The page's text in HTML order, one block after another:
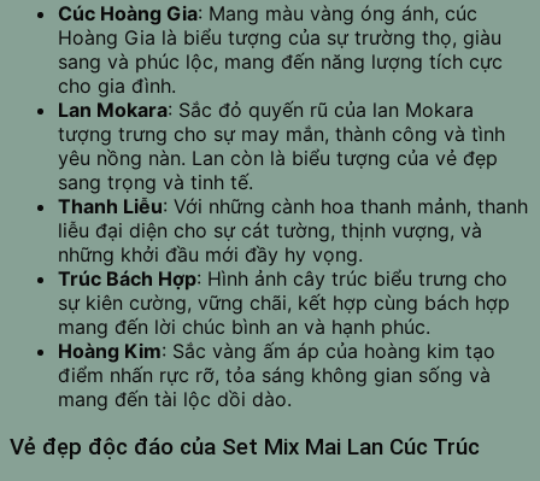
Cúc Hoàng Gia: Mang màu vàng óng ánh, cúc
Hoàng Gia là biểu tượng của sự trường thọ, giàu
sang và phúc lộc, mang đến năng lượng tích cực
cho gia đình.
Lan Mokara: Sắc đỏ quyến rũ của lan Mokara
tượng trưng cho sự may mắn, thành công và tình
yêu nồng nàn. Lan còn là biểu tượng của vẻ đẹp
sang trọng và tinh tế.
Thanh Liễu: Với những cành hoa thanh mảnh, thanh
liễu đại diện cho sự cát tường, thịnh vượng, và
những khởi đầu mới đầy hy vọng.
Trúc Bách Hợp: Hình ảnh cây trúc biểu trưng cho
sự kiên cường, vững chãi, kết hợp cùng bách hợp
mang đến lời chúc bình an và hạnh phúc.
Hoàng Kim: Sắc vàng ấm áp của hoàng kim tạo
điểm nhấn rực rỡ, tỏa sáng không gian sống và
mang đến tài lộc dồi dào.
Vẻ đẹp độc đáo của Set Mix Mai Lan Cúc Trúc